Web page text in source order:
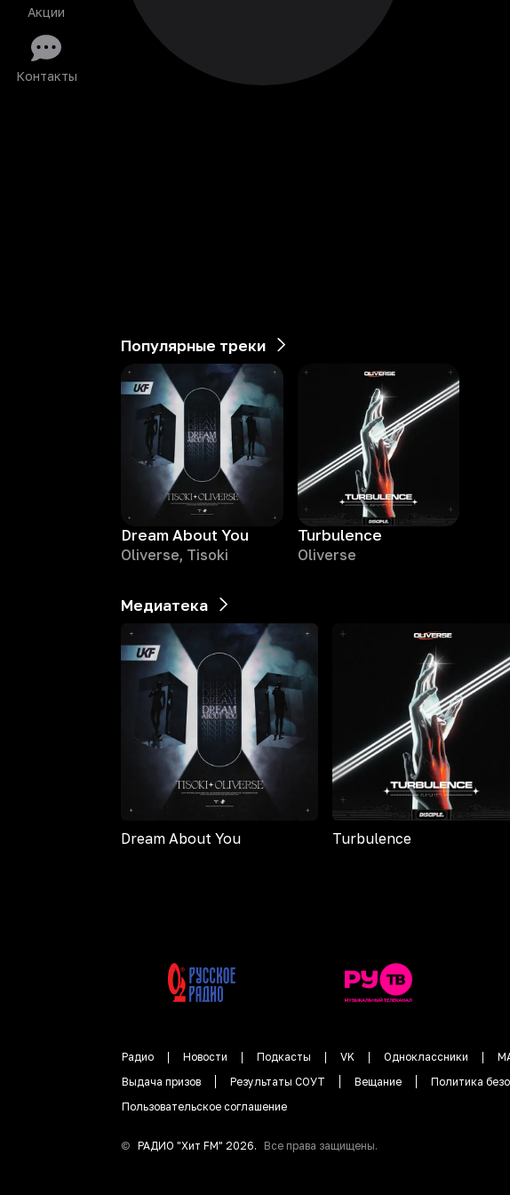
Акции
Контакты
Популярные треки
Dream About You
Oliverse, Tisoki
Turbulence
Oliverse
Медиатека
Dream About You Turbulence
Радио Новости Подкасты VK Одноклассники
Выдача призов
Результаты СОУТ Вещание
Политика
Пользовательское соглашение
© РАДИО "Хит FM" 2026. Все права защищены.